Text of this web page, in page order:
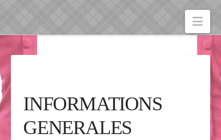
INFORMATIONS
GENERALES